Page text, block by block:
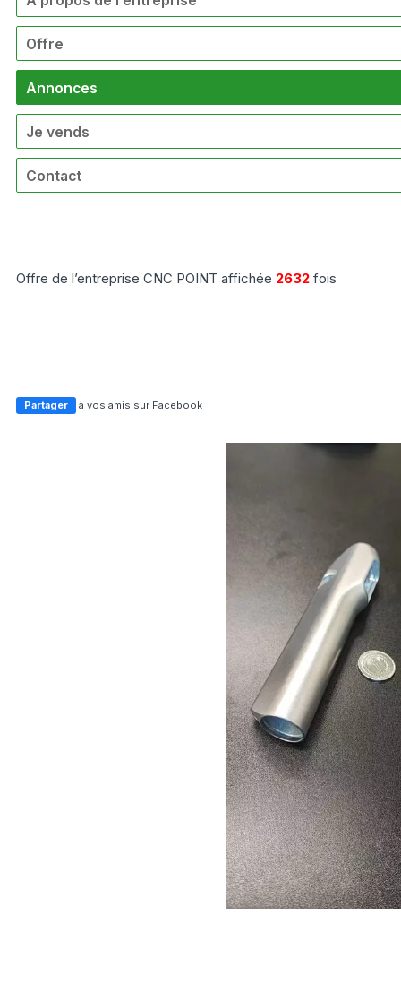
Offre
Annonces
Je vends
Contact
Offre de l’entreprise CNC POINT affichée 2632fois
Partager à vos amis sur Facebook